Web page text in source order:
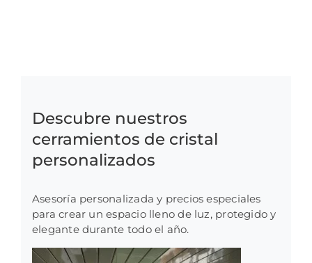
Descubre nuestros
cerramientos de cristal
personalizados
Asesoría personalizada y precios especiales
para crear un espacio lleno de luz, protegido y
elegante durante todo el año.